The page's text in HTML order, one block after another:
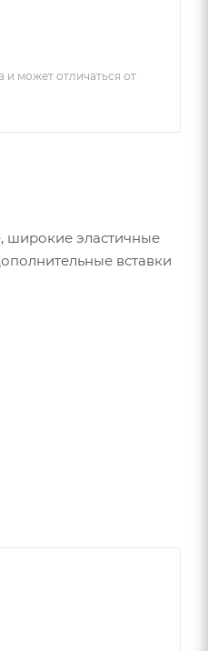
и может отличаться от
широкие эластичные
вставки